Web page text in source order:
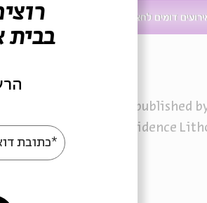
from a Bible card published
Providence
בבית
*כתובת